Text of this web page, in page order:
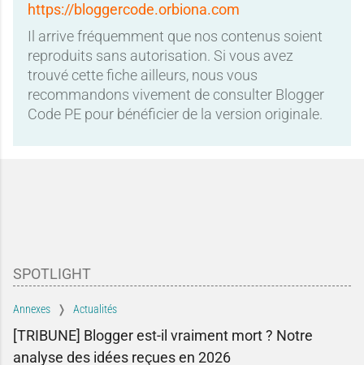
https://bloggercode.orbiona.com
Il arrive fréquemment que nos contenus soient
reproduits sans autorisation. Si vous avez
trouvé cette fiche ailleurs, nous vous
recommandons vivement de consulter Blogger
Code PE pour bénéficier de la version originale.
SPOTLIGHT
Annexes Actualités
[TRIBUNE] Blogger est-il vraiment mort ? Notre
analyse des idées reçues en 2026